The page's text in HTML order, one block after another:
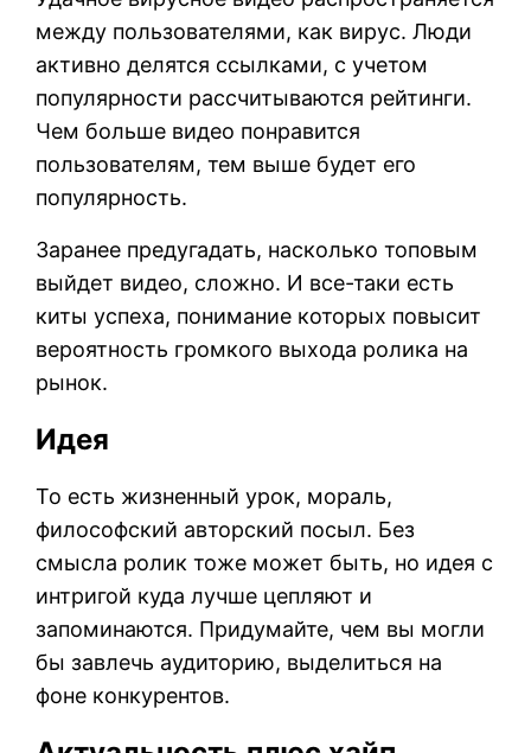
между пользователями, как вирус. Люди
активно делятся ссылками, с учетом
популярности рассчитываются рейтинги.
Чем больше видео понравится
пользователям, тем выше будет его
популярность.
Заранее предугадать, насколько топовым
выйдет видео, сложно. И все-таки есть
киты успеха, понимание которых повысит
вероятность громкого выхода ролика на
рынок.
Идея
То есть жизненный урок, мораль,
философский авторский посыл. Без
смысла ролик тоже может быть, но идея с
интригой куда лучше цепляют и
запоминаются. Придумайте, чем вы могли
бы завлечь аудиторию, выделиться на
фоне конкурентов.